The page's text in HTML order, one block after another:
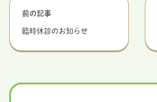
前の記事
臨時休診のお知らせ